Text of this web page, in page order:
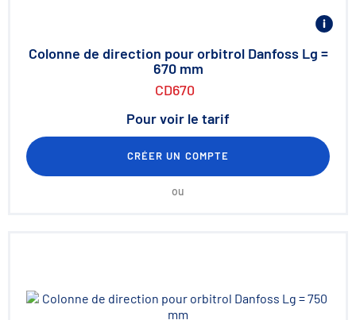
Colonne de direction pour orbitrol Danfoss Lg =
670 mm
CD670
Pour voir le tarif
CRÉER UN COMPTE
ou